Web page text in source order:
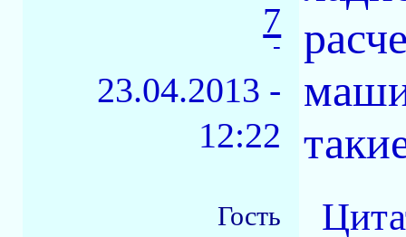
7
-
23.04.2013 -
12:22
Гость